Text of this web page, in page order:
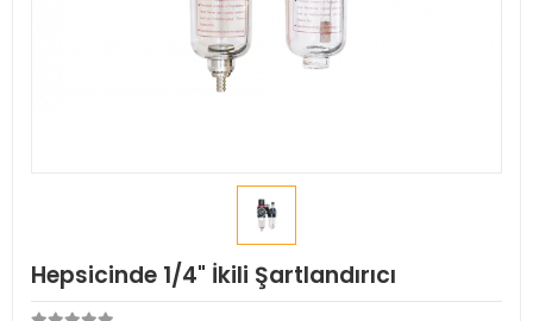
Hepsicinde 1/4" İkili Şartlandırıcı